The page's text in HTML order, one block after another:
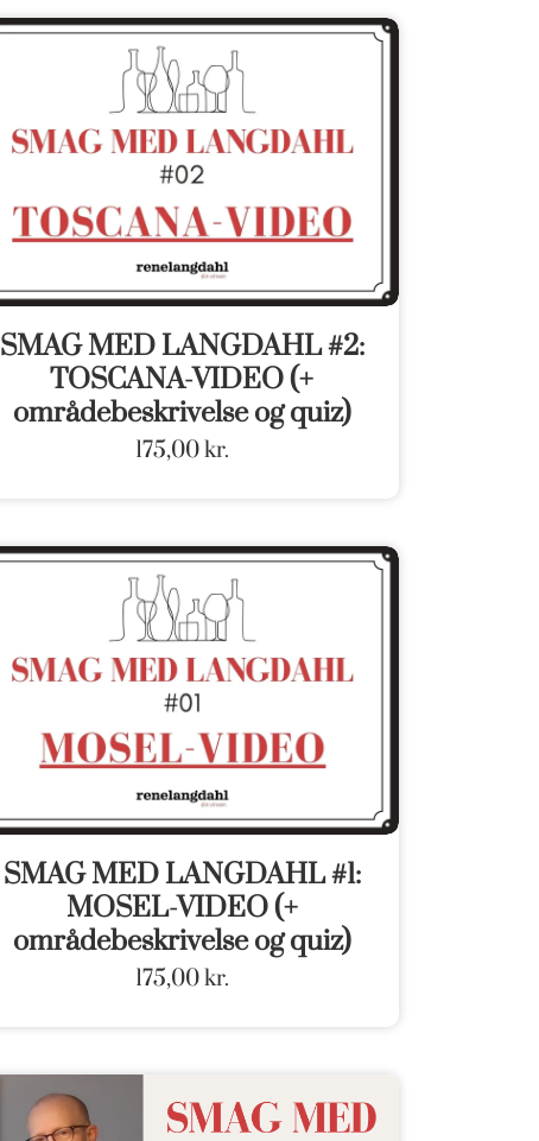
SMAG MED LANGDAHL #2:
TOSCANA-VIDEO (+
områdebeskrivelse og quiz)
175,00kr.
SMAG MED LANGDAHL #1:
MOSEL-VIDEO (+
områdebeskrivelse og quiz)
175,00kr.